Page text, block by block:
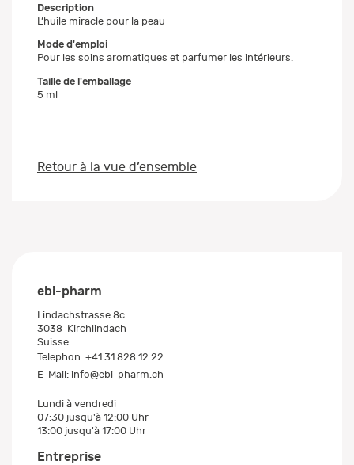
Description
L’huile miracle pour la peau
Mode d'emploi
Pour les soins aromatiques et parfumer les intérieurs.
Taille de l'emballage
5 ml
Retour à la vue d’ensemble
ebi-pharm
Lindachstrasse 8c
3038 Kirchlindach
Suisse
Telephon: +41 31 828 12 22
E-Mail: info@ebi-pharm.ch
Lundi à vendredi
07:30 jusqu'à 12:00 Uhr
13:00 jusqu'à 17:00 Uhr
Entreprise